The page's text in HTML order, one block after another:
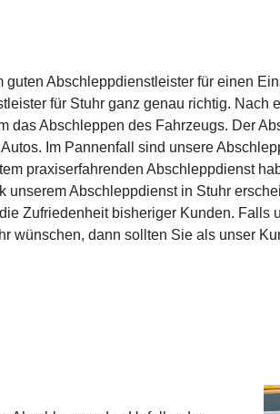
guten Abschleppdienstleister für einen
für Stuhr ganz genau richtig. Nach
das Abschleppen des Fahrzeugs. Der
Im Pannenfall sind unsere
praxiserfahrenden Abschleppdienst
unserem Abschleppdienst in Stuhr
Zufriedenheit bisheriger Kunden. Falls
wünschen, dann sollten Sie als unser